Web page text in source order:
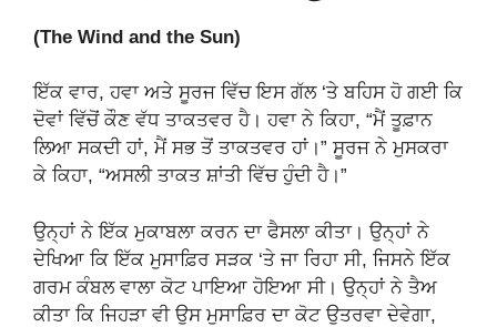
(The Wind and the Sun)
ਇੱਕ ਵਾਰ, ਹਵਾ ਅਤੇ ਸੂਰਜ ਵਿੱਚ ਇਸ ਗੱਲ ‘ਤੇ ਬਹਿਸ ਹੋ ਗਈ ਕਿ
ਦੋਵਾਂ ਵਿੱਚੋਂ ਕੌਣ ਵੱਧ ਤਾਕਤਵਰ ਹੈ। ਹਵਾ ਨੇ ਕਿਹਾ, “ਮੈਂ ਤੂਫ਼ਾਨ
ਲਿਆ ਸਕਦੀ ਹਾਂ, ਮੈਂ ਸਭ ਤੋਂ ਤਾਕਤਵਰ ਹਾਂ।” ਸੂਰਜ ਨੇ ਮੁਸਕਰਾ
ਕੇ ਕਿਹਾ, “ਅਸਲੀ ਤਾਕਤ ਸ਼ਾਂਤੀ ਵਿੱਚ ਹੁੰਦੀ ਹੈ।”
ਉਨ੍ਹਾਂ ਨੇ ਇੱਕ ਮੁਕਾਬਲਾ ਕਰਨ ਦਾ ਫੈਸਲਾ ਕੀਤਾ। ਉਨ੍ਹਾਂ ਨੇ
ਦੇਖਿਆ ਕਿ ਇੱਕ ਮੁਸਾਫ਼ਿਰ ਸੜਕ ‘ਤੇ ਜਾ ਰਿਹਾ ਸੀ, ਜਿਸਨੇ ਇੱਕ
ਗਰਮ ਕੰਬਲ ਵਾਲਾ ਕੋਟ ਪਾਇਆ ਹੋਇਆ ਸੀ। ਉਨ੍ਹਾਂ ਨੇ ਤੈਅ
ਕੀਤਾ ਕਿ ਜਿਹੜਾ ਵੀ ਉਸ ਮੁਸਾਫ਼ਿਰ ਦਾ ਕੋਟ ਉਤਰਵਾ ਦੇਵੇਗਾ,